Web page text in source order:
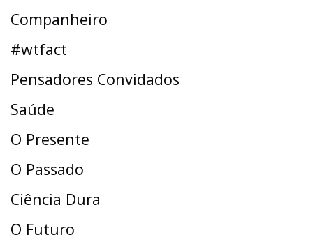
Companheiro
#wtfact
Pensadores Convidados
Saúde
O Presente
O Passado
Ciência Dura
O Futuro